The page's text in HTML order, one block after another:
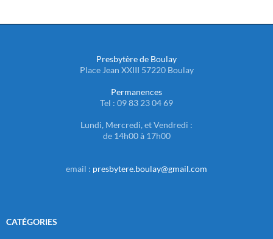
Presbytère de Boulay
Place Jean XXIII 57220 Boulay
Permanences
Tel : 09 83 23 04 69
Lundi, Mercredi, et Vendredi :
de 14h00 à 17h00
email : presbytere.boulay@gmail.com
CATÉGORIES